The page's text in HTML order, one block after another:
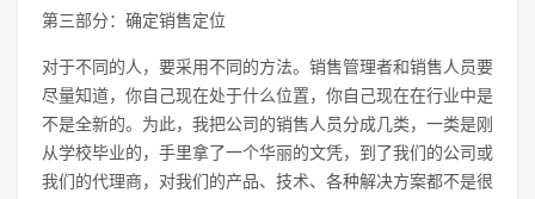
第三部分：确定销售定位
对于不同的人，要采用不同的方法。销售管理者和销售人员要
尽量知道，你自己现在处于什么位置，你自己现在在行业中是
不是全新的。为此，我把公司的销售人员分成几类，一类是刚
从学校毕业的，手里拿了一个华丽的文凭，到了我们的公司或
我们的代理商，对我们的产品、技术、各种解决方案都不是很